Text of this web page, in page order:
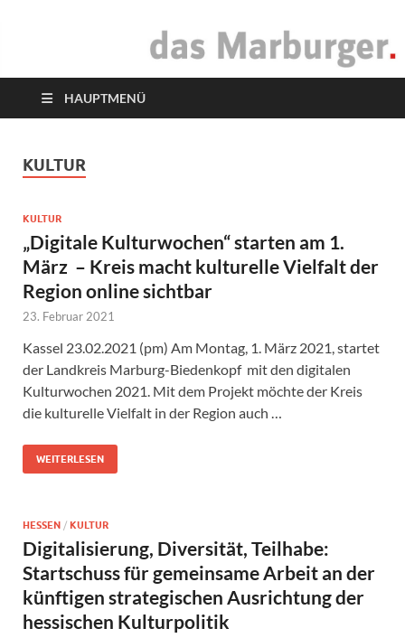
das Marburger.
HAUPTMENÜ
KULTUR
KULTUR
„Digitale Kulturwochen“ starten am 1.
März – Kreis macht kulturelle Vielfalt der
Region online sichtbar
23. Februar 2021
Kassel 23.02.2021 (pm) Am Montag, 1. März 2021, startet
der Landkreis Marburg-Biedenkopf mit den digitalen
Kulturwochen 2021. Mit dem Projekt möchte der Kreis
die kulturelle Vielfalt in der Region auch …
WEITERLESEN
HESSEN / KULTUR
Digitalisierung, Diversität, Teilhabe:
Startschuss für gemeinsame Arbeit an der
künftigen strategischen Ausrichtung der
hessischen Kulturpolitik